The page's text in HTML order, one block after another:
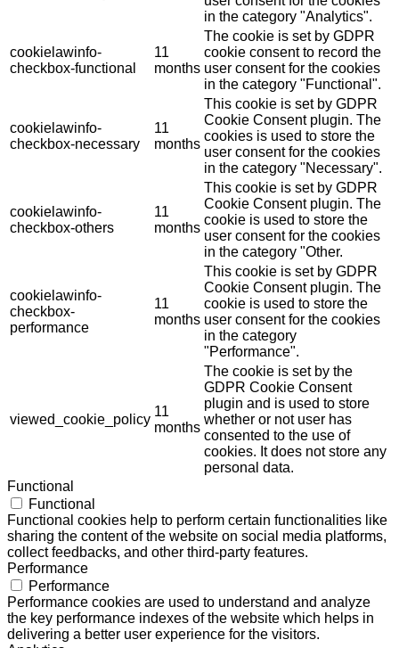
in the category "Analytics".
cookielawinfo-
checkbox-functional
11
months
The cookie is set by GDPR
cookie consent to record the
user consent for the cookies
in the category "Functional".
cookielawinfo-
checkbox-necessary
11
months
This cookie is set by GDPR
Cookie Consent plugin. The
cookies is used to store the
user consent for the cookies
in the category "Necessary".
cookielawinfo-
checkbox-others
11
months
This cookie is set by GDPR
Cookie Consent plugin. The
cookie is used to store the
user consent for the cookies
in the category "Other.
cookielawinfo-
checkbox-
performance
11
months
This cookie is set by GDPR
Cookie Consent plugin. The
cookie is used to store the
user consent for the cookies
in the category
"Performance".
viewed_cookie_policy
11
months
The cookie is set by the
GDPR Cookie Consent
plugin and is used to store
whether or not user has
consented to the use of
cookies. It does not store any
personal data.
Functional
Functional
Functional cookies help to perform certain functionalities like
sharing the content of the website on social media platforms,
collect feedbacks, and other third-party features.
Performance
Performance
Performance cookies are used to understand and analyze
the key performance indexes of the website which helps in
delivering a better user experience for the visitors.